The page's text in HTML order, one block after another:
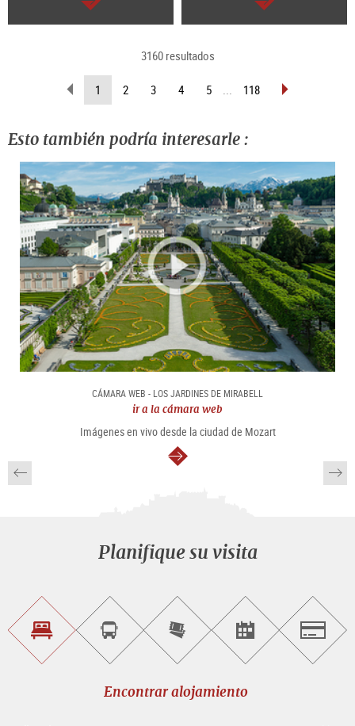
continuar continuar
3160 resultados
retroceder
página
1 (página
actual )
2 3 4 5 ... 118 pasar
Esto también podría interesarle :
CÁMARA WEB - LOS JARDINES DE MIRABELL
ir a la cámara web
Imágenes en vivo desde la ciudad de Mozart
continuar
Planifique su visita
Encontrar
alojamiento
Reservar
visitas
guiadas
Comprar
entradas
en
Encontrar<br>
eventos
Encontrar alojamiento